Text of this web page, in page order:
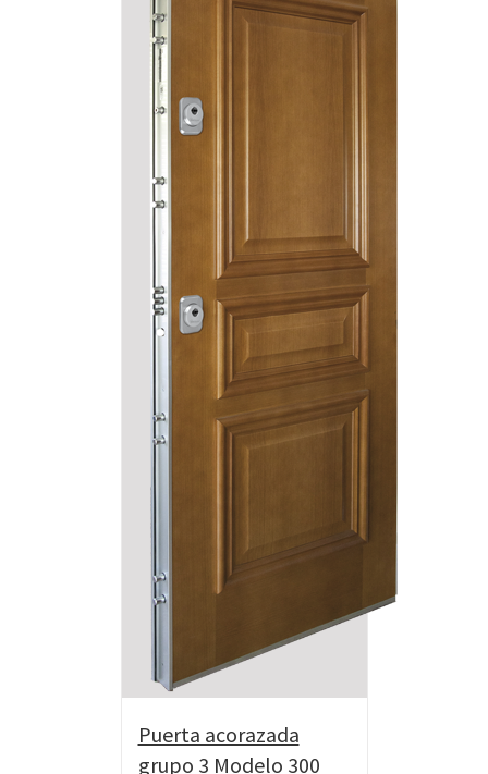
Puerta acorazada
grupo 3 Modelo 300